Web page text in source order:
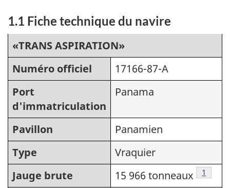
1.1 Fiche technique du navire
«TRANS ASPIRATION»
Numéro officiel
17166-87-A
Port
d'immatriculation
Panama
Pavillon
Panamien
Type
Vraquier
Jauge brute
15 966 tonneaux Note
1